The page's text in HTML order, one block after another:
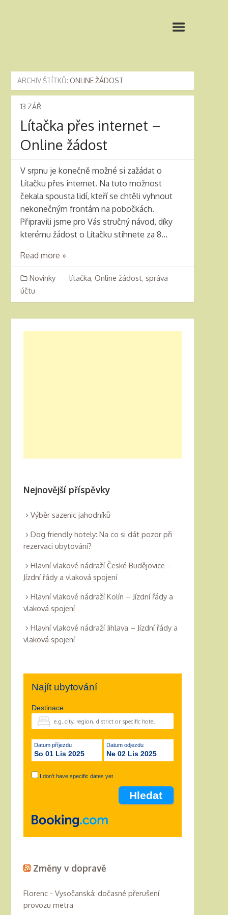
ARCHIV ŠTÍTKŮ: ONLINE ŽÁDOST
13 ZÁŘ
Lítačka přes internet –
Online žádost
V srpnu je konečně možné si zažádat o
Lítačku přes internet. Na tuto možnost
čekala spousta lidí, kteří se chtěli vyhnout
nekonečným frontám na pobočkách.
Připravili jsme pro Vás stručný návod, díky
kterému žádost o Lítačku stihnete za 8...
Read more »
Novinky lítačka,Online žádost, správa
účtu
Nejnovější příspěvky
Výběr sazenic jahodníků
Dog friendly hotely: Na co si dát pozor při
rezervaci ubytování?
Hlavní vlakové nádraží České Budějovice –
Jízdní řády a vlaková spojení
Hlavní vlakové nádraží Kolín – Jízdní řády a
vlaková spojení
Hlavní vlakové nádraží Jihlava – Jízdní řády a
vlaková spojení
Najít ubytování
Destinace
Datum příjezdu
So 01 Lis 2025
Datum odjezdu
Ne 02 Lis 2025
I don't have specific dates yet
Změny v dopravě
Florenc - Vysočanská: dočasné přerušení
provozu metra